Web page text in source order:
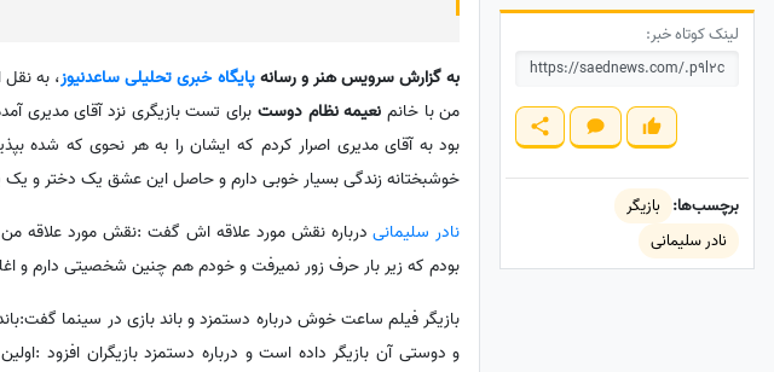
به گزارش سرویس هنر و رسانهپایگاه خبری تحلیلی ساعدنیوز، به
من با خانم نعیمه نظام دوست برای تست بازیگری نزد آقای
بود به آقای مدیری اصرار کردم که ایشان را به هر نحوی که شده
خوشبختانه زندگی بسیار خوبی دارم و حاصل این عشق یک دختر و
نادر سلیمانیدرباره نقش مورد علاقه اش گفت :نقش مورد علاقه
بودم که زیر بار حرف زور نمیرفت و خودم هم چنین شخصیتی دارم و
بازیگر فیلم ساعت خوش درباره دستمزد و باند بازی در سینما
لینک کوتاه خبر:
برچسب‌ها: بازیگر
نادر سلیمانی